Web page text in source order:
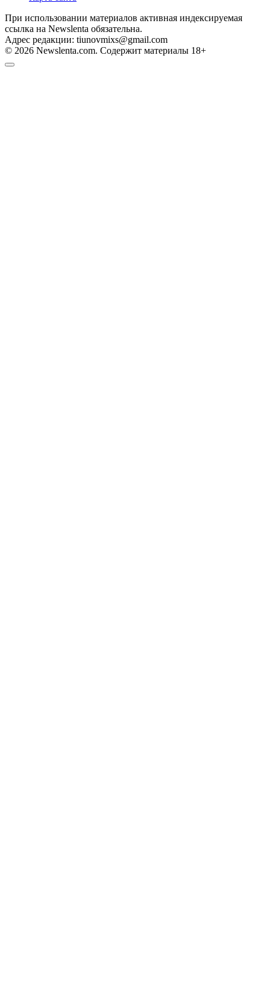
При использовании материалов активная индексируемая
ссылка на Newslenta обязательна.
Адрес редакции: tiunovmixs@gmail.com
© 2026 Newslenta.com. Содержит материалы 18+